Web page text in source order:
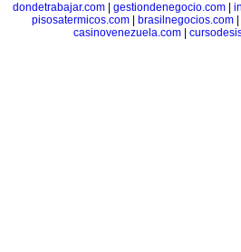
dondetrabajar.com| gestiondenegocio.com|
pisosatermicos.com
brasilnegocios.com
casinovenezuela.com